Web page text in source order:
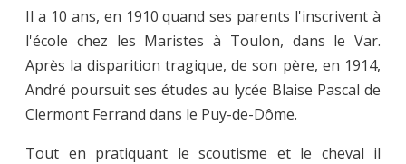
Il a 10 ans, en 1910 quand ses parents l'inscrivent à
l'école chez les Maristes à Toulon, dans le Var.
Après la disparition tragique, de son père, en 1914,
André poursuit ses études au lycée Blaise Pascal de
Clermont Ferrand dans le Puy-de-Dôme.
Tout en pratiquant le scoutisme et le cheval il